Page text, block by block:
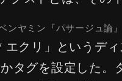
ンヤミン『パサージュ論』
/ エクリ」というデ
タグを設定した。